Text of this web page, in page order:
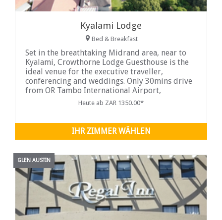
Kyalami Lodge
Bed & Breakfast
Set in the breathtaking Midrand area, near to
Kyalami, Crowthorne Lodge Guesthouse is the
ideal venue for the executive traveller,
conferencing and weddings. Only 30mins drive
from OR Tambo International Airport,
Johannesburg and Pretoria, Crowthorne ...
Heute ab ZAR 1350.00*
IHR ZIMMER WÄHLEN
GLEN AUSTIN